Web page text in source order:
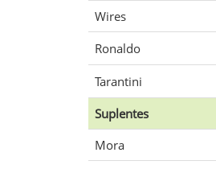
Wires
Ronaldo
Tarantini
Suplentes
Mora